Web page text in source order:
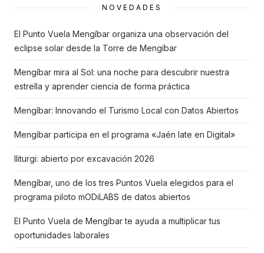
NOVEDADES
El Punto Vuela Mengíbar organiza una observación del
eclipse solar desde la Torre de Mengíbar
Mengíbar mira al Sol: una noche para descubrir nuestra
estrella y aprender ciencia de forma práctica
Mengíbar: Innovando el Turismo Local con Datos Abiertos
Mengíbar participa en el programa «Jaén late en Digital»
Iliturgi: abierto por excavación 2026
Mengíbar, uno de los tres Puntos Vuela elegidos para el
programa piloto mODiLABS de datos abiertos
El Punto Vuela de Mengíbar te ayuda a multiplicar tus
oportunidades laborales